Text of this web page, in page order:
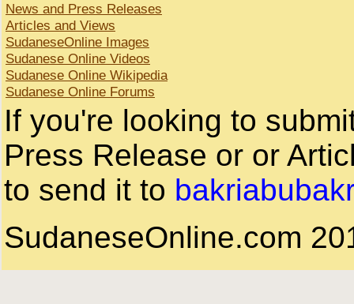
News and Press Releases
Articles and Views
SudaneseOnline Images
Sudanese Online Videos
Sudanese Online Wikipedia
Sudanese Online Forums
If you're looking to
Press Release or or
to send it to